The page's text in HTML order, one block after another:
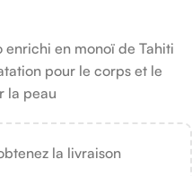
enrichi en monoï de Tahiti
pour le corps et le
la peau
la livraison